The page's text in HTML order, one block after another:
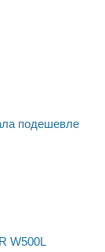
подешевле